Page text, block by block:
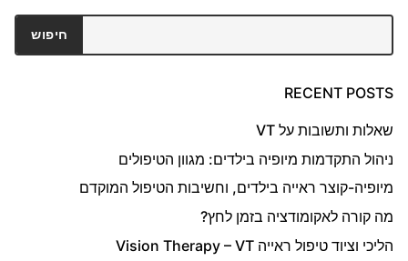
חיפוש
RECENT POSTS
שאלות ותשובות על VT
ניהול התקדמות מיופיה בילדים: מגוון הטיפולים
מיופיה-קוצר ראייה בילדים, וחשיבות הטיפול המוקדם
מה קורה לאקומודציה בזמן לחץ?
הליכי וציוד טיפול ראייה Vision Therapy – VT